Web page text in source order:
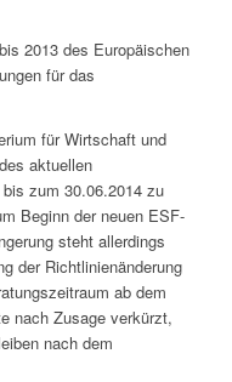
2013 des Europäischen
für das
für Wirtschaft und
aktuellen
bis zum 30.06.2014 zu
Beginn der neuen ESF-
steht allerdings
der Richtlinienänderung
ab dem
nach Zusage verkürzt,
nach dem